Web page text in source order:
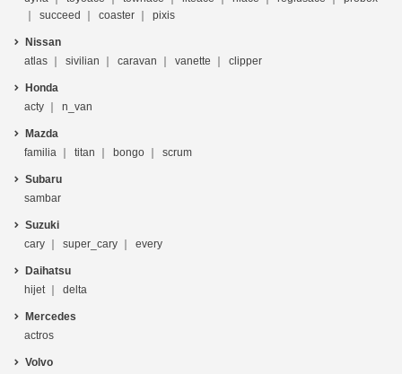
succeed
coaster pixis
Nissan
atlas
sivilian caravan vanette clipper
Honda
acty
n_van
Mazda
familia
titan bongo scrum
Subaru
sambar
Suzuki
cary
super_cary every
Daihatsu
hijet
delta
Mercedes
actros
Volvo